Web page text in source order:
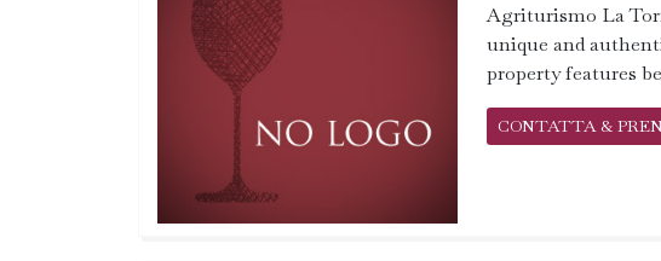
Agriturismo La
unique and
property features
CONTATTA &